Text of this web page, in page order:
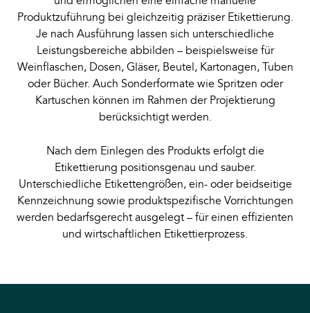
Produktzuführung bei gleichzeitig präziser Etikettierung.
Je nach Ausführung lassen sich unterschiedliche
Leistungsbereiche abbilden – beispielsweise für
Weinflaschen, Dosen, Gläser, Beutel, Kartonagen, Tuben
oder Bücher. Auch Sonderformate wie Spritzen oder
Kartuschen können im Rahmen der Projektierung
berücksichtigt werden.
Nach dem Einlegen des Produkts erfolgt die
Etikettierung positionsgenau und sauber.
Unterschiedliche Etikettengrößen, ein- oder beidseitige
Kennzeichnung sowie produktspezifische Vorrichtungen
werden bedarfsgerecht ausgelegt – für einen effizienten
und wirtschaftlichen Etikettierprozess.